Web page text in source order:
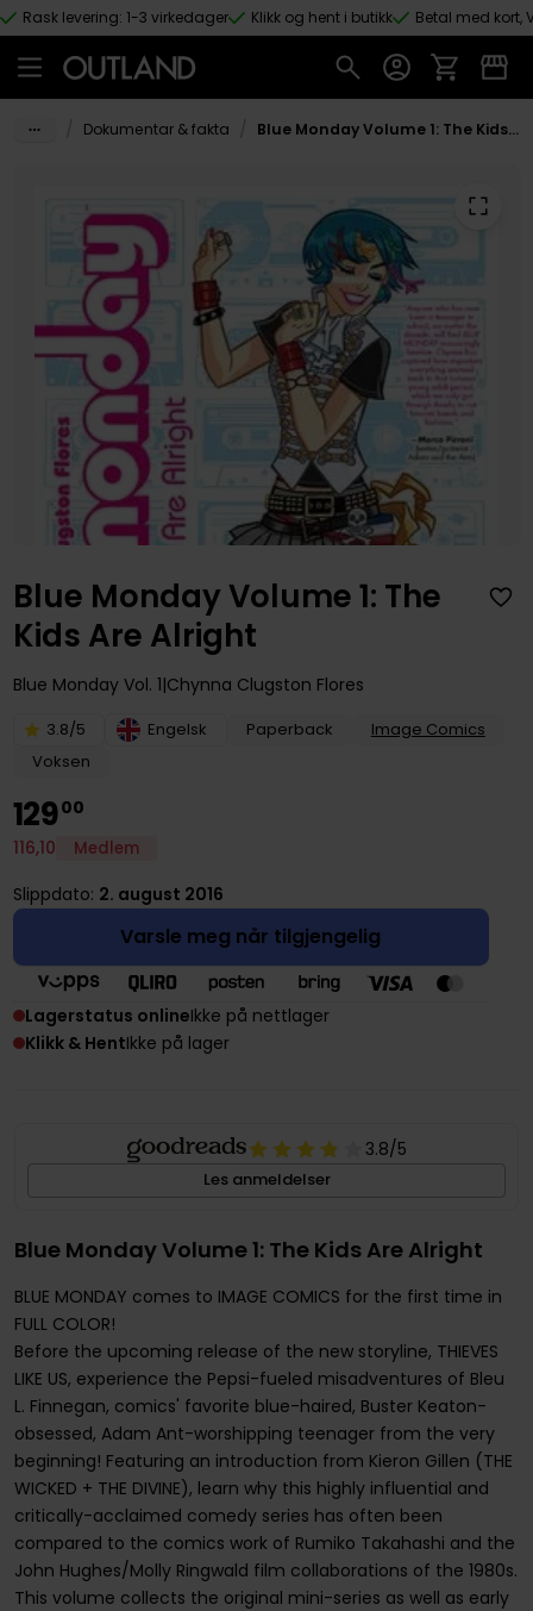
Hopp til hovedinnhold
Rask levering: 1-3 virkedager Klikk og hent i butikk Betal med kort,
Dokumentar & fakta Blue Monday Volume 1: The Kids Are Alright
Blue Monday Volume 1: The
Kids Are Alright
Blue MondayVol. 1 Chynna Clugston Flores
3.8/5 Engelsk Paperback
Image Comics
Voksen
12900
116,10 Medlem
Slippdato: 2. august 2016
Varsle meg når tilgjengelig
Lagerstatus onlineIkke på nettlager
Klikk & HentIkke på lager
3.8/5
Les anmeldelser
Blue Monday Volume 1: The Kids Are Alright
BLUE MONDAY comes to IMAGE COMICS for the first time in
FULL COLOR!
Before the upcoming release of the new storyline, THIEVES
LIKE US, experience the Pepsi-fueled misadventures of Bleu
L. Finnegan, comics' favorite blue-haired, Buster Keaton-
obsessed, Adam Ant-worshipping teenager from the very
beginning! Featuring an introduction from Kieron Gillen (THE
WICKED + THE DIVINE), learn why this highly influential and
critically-acclaimed comedy series has often been
compared to the comics work of Rumiko Takahashi and the
John Hughes/Molly Ringwald film collaborations of the 1980s.
This volume collects the original mini-series as well as early